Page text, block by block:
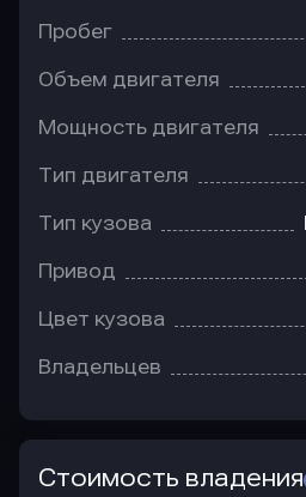
Пробег
Объем двигателя
Мощность двигателя
Тип двигателя
Тип кузова
Привод
Цвет кузова
Владельцев
Стоимость владения